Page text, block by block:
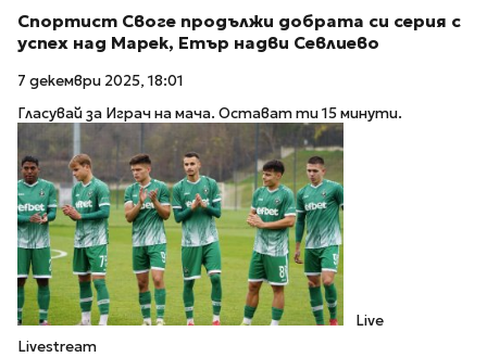
Спортист Своге продължи добрата си серия с
успех над Марек, Етър надви Севлиево
7 декември 2025, 18:01
Гласувай за Играч на мача. Остават ти 15 минути.
Live
Livestream